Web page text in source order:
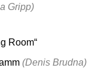
Gripp)
Room“
(Denis Brudna)